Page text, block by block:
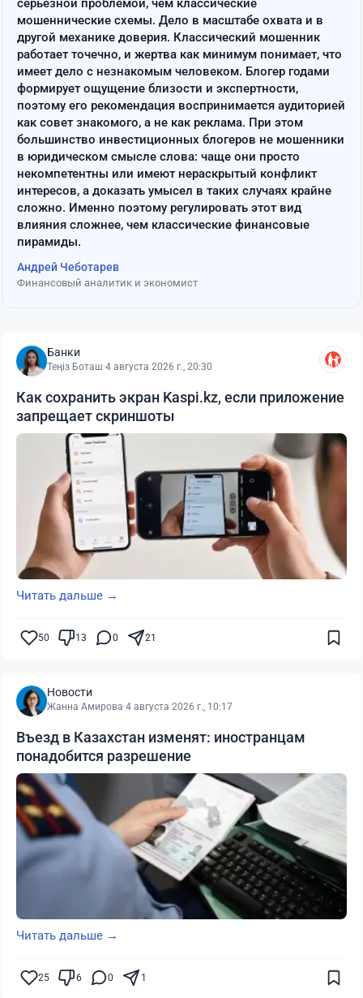
серьёзной проблемой, чем классические
мошеннические схемы. Дело в масштабе охвата и в
другой механике доверия. Классический мошенник
работает точечно, и жертва как минимум понимает, что
имеет дело с незнакомым человеком. Блогер годами
формирует ощущение близости и экспертности,
поэтому его рекомендация воспринимается аудиторией
как совет знакомого, а не как реклама. При этом
большинство инвестиционных блогеров не мошенники
в юридическом смысле слова: чаще они просто
некомпетентны или имеют нераскрытый конфликт
интересов, а доказать умысел в таких случаях крайне
сложно. Именно поэтому регулировать этот вид
влияния сложнее, чем классические финансовые
пирамиды.
Андрей Чеботарев
Финансовый аналитик и экономист
Банки
Теңіз Боташ·4 августа 2026 г., 20:30
Как сохранить экран Kaspi.kz, если приложение
запрещает скриншоты
Читать дальше →
50 13 0 21
Новости
Жанна Амирова·4 августа 2026 г., 10:17
Въезд в Казахстан изменят: иностранцам
понадобится разрешение
Читать дальше →
25 6 0 1